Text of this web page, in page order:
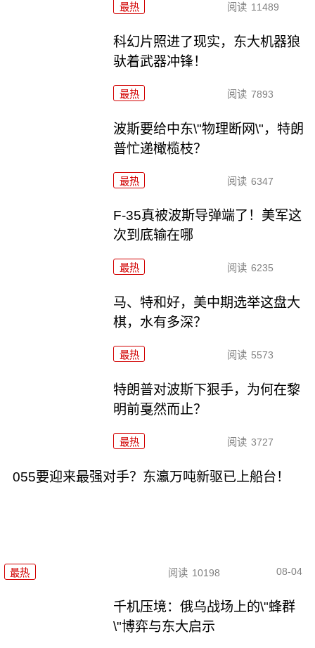
最热 阅读 11489
科幻片照进了现实，东大机器狼
驮着武器冲锋！
最热 阅读 7893
波斯要给中东\"物理断网\"，特朗
普忙递橄榄枝？
最热 阅读 6347
F-35真被波斯导弹端了！美军这
次到底输在哪
最热 阅读 6235
马、特和好，美中期选举这盘大
棋，水有多深？
最热 阅读 5573
特朗普对波斯下狠手，为何在黎
明前戛然而止？
最热 阅读 3727
055要迎来最强对手？东瀛万吨新驱已上船台！
最热 阅读 10198 08-04
千机压境：俄乌战场上的\"蜂群
\"博弈与东大启示